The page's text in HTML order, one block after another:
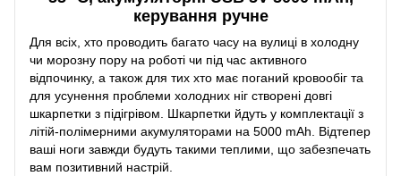
керування ручне
Для всіх, хто проводить багато часу на вулиці в холодну
чи морозну пору на роботі чи під час активного
відпочинку, а також для тих хто має поганий кровообіг та
для усунення проблеми холодних ніг створені довгі
шкарпетки з підігрівом. Шкарпетки йдуть у комплектації з
літій-полімерними акумуляторами на 5000 mAh. Відтепер
ваші ноги завжди будуть такими теплими, що забезпечать
вам позитивний настрій.